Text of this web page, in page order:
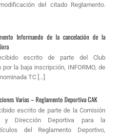
del citado Reglamento.
Informando de la cancelación de la
escrito de parte del Club
la baja inscripción, INFORMO, de
TC [...]
Varias – Reglamento Deportiva CAK
escrito de parte de la Comisión
y Dirección Deportiva para la
del Reglamento Deportivo,